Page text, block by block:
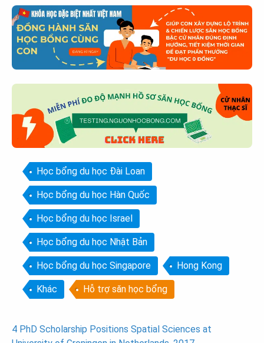
Học bổng du học Đài Loan
Học bổng du học Hàn Quốc
Học bổng du học Israel
Học bổng du học Nhật Bản
Học bổng du học Singapore Hong Kong
Khác Hỗ trợ săn học bổng
Post
4 PhD Scholarship Positions Spatial Sciences at